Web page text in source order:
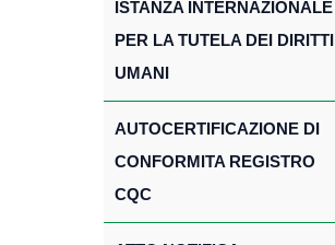
ISTANZA INTERNAZIONALE
PER LA TUTELA DEI DIRITTI
UMANI
AUTOCERTIFICAZIONE DI
CONFORMITA REGISTRO
CQC